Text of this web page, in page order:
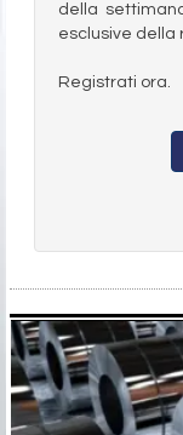
della
esclusive della
Registrati ora.